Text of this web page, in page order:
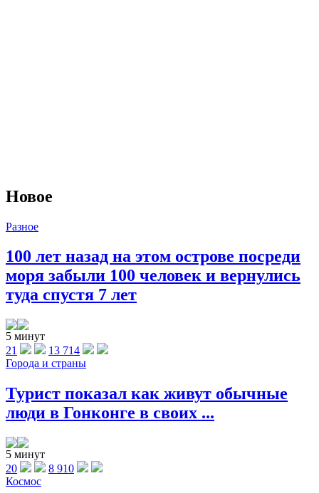
Новое
Разное
100 лет назад на этом острове посреди
моря забыли 100 человек и вернулись
туда спустя 7 лет
5 минут
21
13 714
Города и страны
Турист показал как живут обычные
люди в Гонконге в своих ...
5 минут
20
8 910
Космос